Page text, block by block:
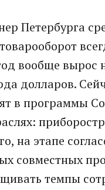
Петербурга
вообще вырос
долларов.
в программы
на этапе
совместных
темпы